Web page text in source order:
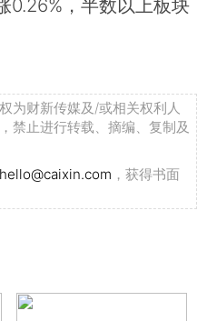
0.26%，半数以上板块
为财新传媒及/或相关权利人
禁止进行转载、摘编、复制及
hello@caixin.com ，获得书面